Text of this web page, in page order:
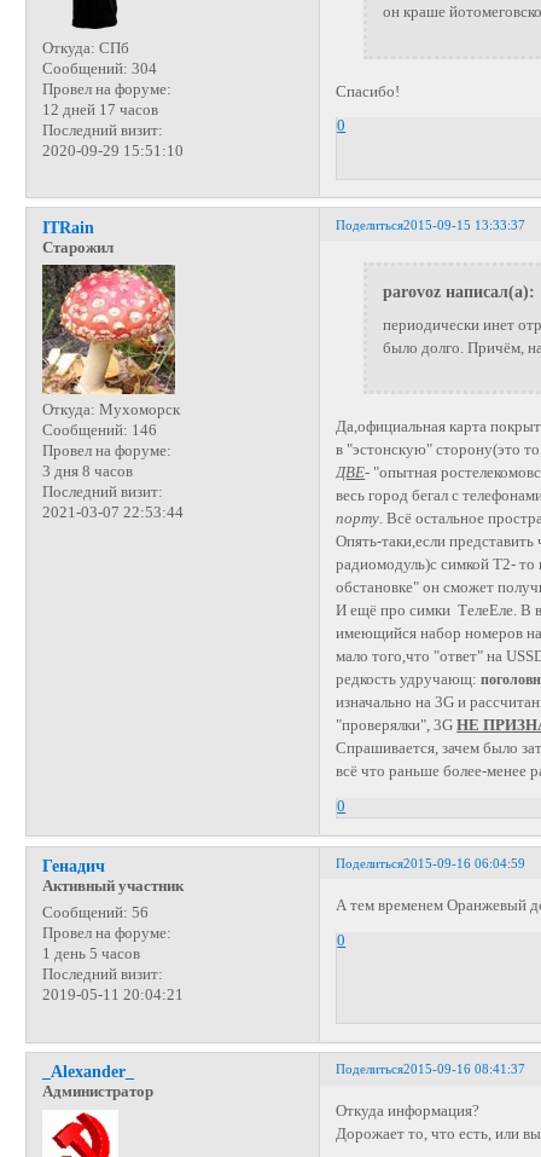
Откуда: СПб
Сообщений: 304
Провел на форуме:
12 дней 17 часов
Последний визит:
2020-09-29 15:51:10
он краше
Спасибо!
0
Поделиться2015-09-15 13:33:37
ITRain
Старожил
Откуда: Мухоморск
Сообщений: 146
Провел на форуме:
3 дня 8 часов
Последний визит:
2021-03-07 22:53:44
parovoz написал(а):
периодически инет
было долго. Причём,
Да,официальная карта
в "эстонскую" сторону(это
ДВЕ- "опытная
весь город бегал с
порту. Всё остальное
Опять-таки,если
радиомодуль)с симкой Т2-
обстановке" он сможет
И ещё про симки ТелеЕле. В
имеющийся набор номеров
мало того,что "ответ" на
редкость удручающ:
изначально на 3G и
"проверялки", 3GНЕ
Спрашивается, зачем было
всё что раньше более-менее
0
Поделиться2015-09-16 06:04:59
Генадич
Активный участник
Сообщений: 56
Провел на форуме:
1 день 5 часов
Последний визит:
2019-05-11 20:04:21
А тем временем Оранжевый
0
Поделиться2015-09-16 08:41:37
_Alexander_
Администратор
Откуда информация?
Дорожает то, что есть, или